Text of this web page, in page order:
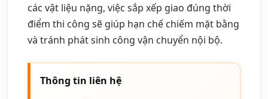
các vật liệu nặng, việc sắp xếp giao đúng thời
điểm thi công sẽ giúp hạn chế chiếm mặt bằng
và tránh phát sinh công vận chuyển nội bộ.
Thông tin liên hệ